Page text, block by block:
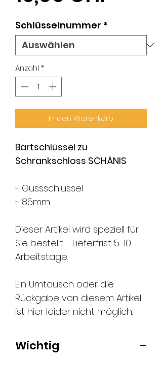
Schlüsselnummer *
Anzahl *
In den Warenkorb
Bartschlüssel zu
Schrankschloss SCHÄNIS
- Gussschlüssel
- 85mm
Dieser Artikel wird speziell für
Sie bestellt - Lieferfrist 5-10
Arbeitstage.
Ein Umtausch oder die
Rückgabe von diesem Artikel
ist hier leider nicht möglich.
Wichtig